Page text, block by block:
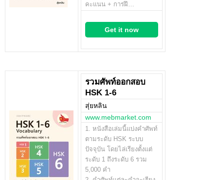
คะแนน + การฝึ…
Get it now
รวมศัพท์ออกสอบ
HSK 1-6
สุ่ยหลิน
www.mebmarket.com
1. หนังสือเล่มนี้แบ่งคำศัพท์
ตามระดับ HSK ระบบ
ปัจจุบัน โดยไล่เรียงตั้งแต่
ระดับ 1 ถึงระดับ 6 รวม
5,000 คำ